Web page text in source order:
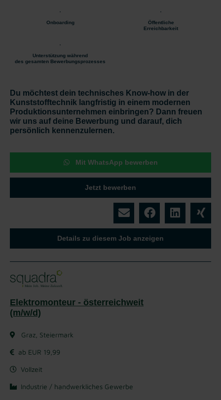
Onboarding
Öffentliche
Erreichbarkeit
Unterstützung während
des gesamten Bewerbungsprozesses
Du möchtest dein technisches Know-how in der
Kunststofftechnik langfristig in einem modernen
Produktionsunternehmen einbringen? Dann freuen
wir uns auf deine Bewerbung und darauf, dich
persönlich kennenzulernen.
Mit WhatsApp bewerben
Jetzt bewerben
Details zu diesem Job anzeigen
Elektromonteur - österreichweit
(m/w/d)
Graz, Steiermark
ab EUR 19,99
Vollzeit
Industrie / handwerkliches Gewerbe